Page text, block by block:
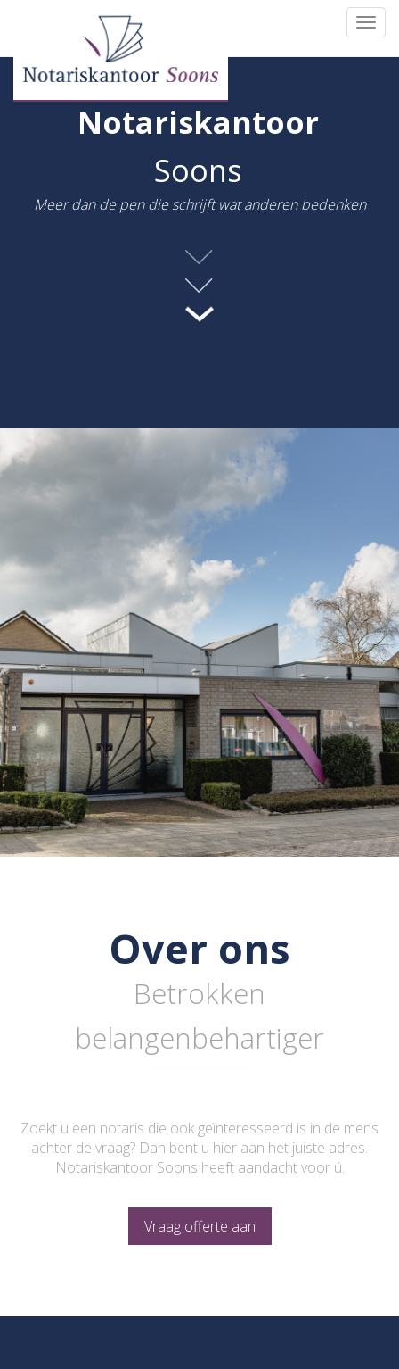
Notariskantoor
Soons
Meer dan de pen die schrijft wat anderen bedenken
Over ons
Betrokken
belangenbehartiger
Zoekt u een notaris die ook geïnteresseerd is in de mens
achter de vraag? Dan bent u hier aan het juiste adres.
Notariskantoor Soons heeft aandacht voor ú.
Vraag offerte aan